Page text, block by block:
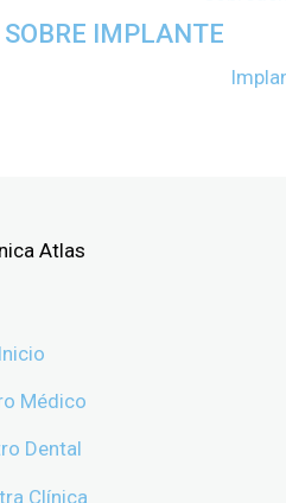
IMPLANTE
Inicio
Médico
Dental
Clínica